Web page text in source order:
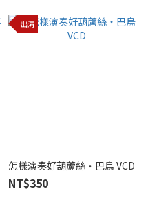
出清
怎樣演奏好葫蘆絲・巴烏 VCD
NT$350